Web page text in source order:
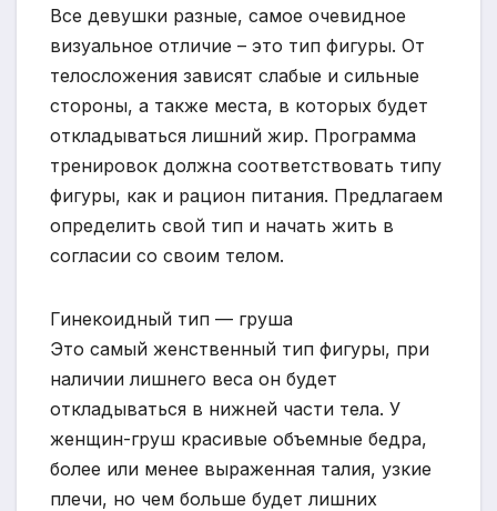
Все девушки разные, самое очевидное
визуальное отличие – это тип фигуры. От
телосложения зависят слабые и сильные
стороны, а также места, в которых будет
откладываться лишний жир. Программа
тренировок должна соответствовать типу
фигуры, как и рацион питания. Предлагаем
определить свой тип и начать жить в
согласии со своим телом.
Гинекоидный тип — груша
Это самый женственный тип фигуры, при
наличии лишнего веса он будет
откладываться в нижней части тела. У
женщин-груш красивые объемные бедра,
более или менее выраженная талия, узкие
плечи, но чем больше будет лишних